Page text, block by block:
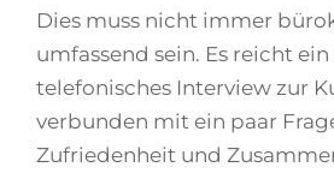
Dies muss nicht immer
umfassend sein. Es reicht
telefonisches Interview zur
verbunden mit ein paar
Zufriedenheit und